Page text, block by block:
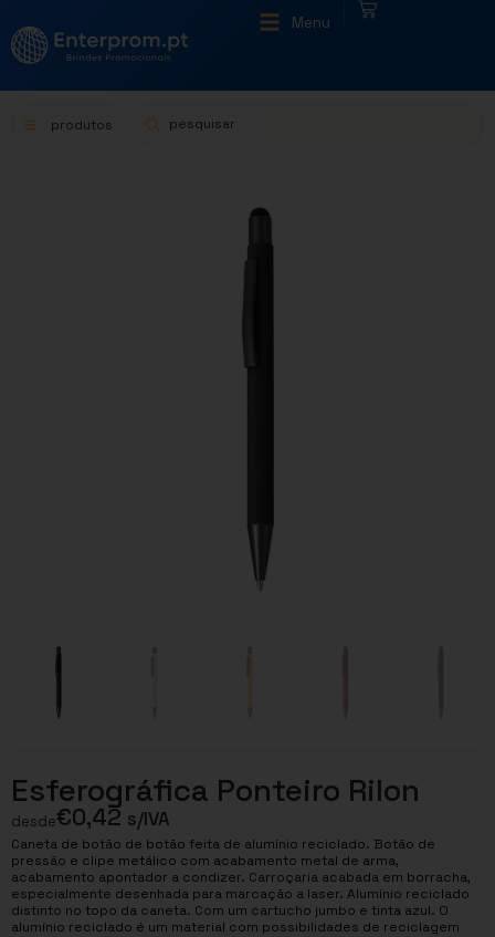
Menu
produtos
Esferográfica Ponteiro Rilon
desde€0,42 s/IVA
Caneta de botão de botão feita de alumínio reciclado. Botão de
pressão e clipe metálico com acabamento metal de arma,
acabamento apontador a condizer. Carroçaria acabada em borracha,
especialmente desenhada para marcação a laser. Alumínio reciclado
distinto no topo da caneta. Com um cartucho jumbo e tinta azul. O
alumínio reciclado é um material com possibilidades de reciclagem